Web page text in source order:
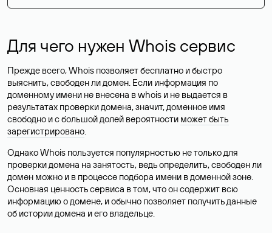
Для чего нужен Whois сервис
Прежде всего, Whois позволяет бесплатно и быстро
выяснить, свободен ли домен. Если информация по
доменному имени не внесена в whois и не выдается в
результатах проверки домена, значит, доменное имя
свободно и с большой долей вероятности может быть
зарегистрировано.
Однако Whois пользуется популярностью не только для
проверки домена на занятость, ведь определить, свободен ли
домен можно и в процессе подбора имени в доменной зоне.
Основная ценность сервиса в том, что он содержит всю
информацию о домене, и обычно позволяет получить данные
об истории домена и его владельце.